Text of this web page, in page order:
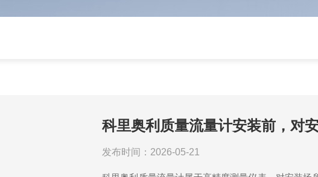
科里奥利质量流量计安装前，对
发布时间：2026-05-21